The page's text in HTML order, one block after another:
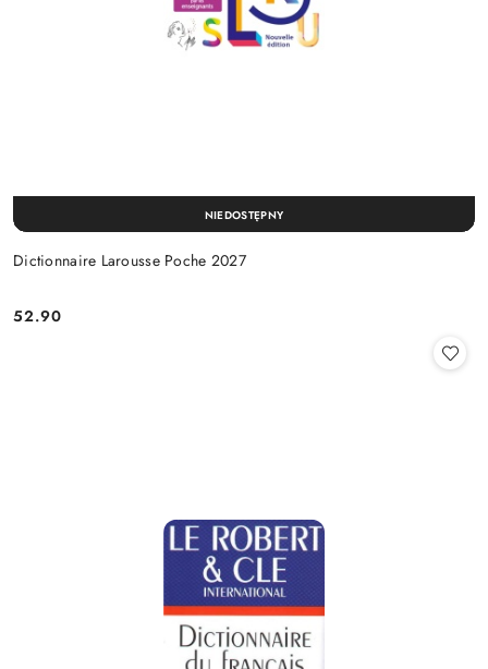
Dictionnaire Larousse Poche 2027
Cena:
52.90
NIEDOSTĘPNY